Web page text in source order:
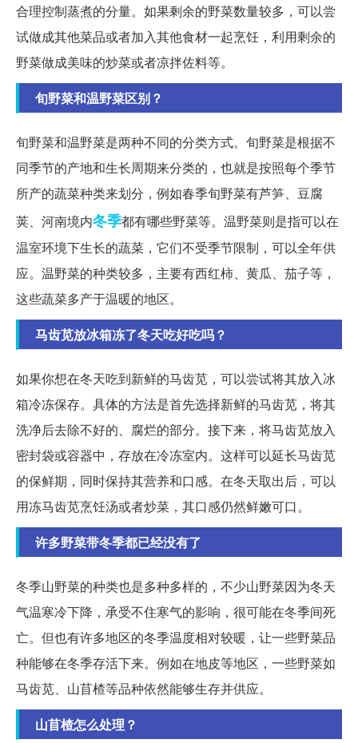
合理控制蒸煮的分量。如果剩余的野菜数量较多，可以尝
试做成其他菜品或者加入其他食材一起烹饪，利用剩余的
野菜做成美味的炒菜或者凉拌佐料等。
旬野菜和温野菜区别？
旬野菜和温野菜是两种不同的分类方式。旬野菜是根据不
同季节的产地和生长周期来分类的，也就是按照每个季节
所产的蔬菜种类来划分，例如春季旬野菜有芦笋、豆腐
荚、河南境内冬季都有哪些野菜等。温野菜则是指可以在
温室环境下生长的蔬菜，它们不受季节限制，可以全年供
应。温野菜的种类较多，主要有西红柿、黄瓜、茄子等，
这些蔬菜多产于温暖的地区。
马齿苋放冰箱冻了冬天吃好吃吗？
如果你想在冬天吃到新鲜的马齿苋，可以尝试将其放入冰
箱冷冻保存。具体的方法是首先选择新鲜的马齿苋，将其
洗净后去除不好的、腐烂的部分。接下来，将马齿苋放入
密封袋或容器中，存放在冷冻室内。这样可以延长马齿苋
的保鲜期，同时保持其营养和口感。在冬天取出后，可以
用冻马齿苋烹饪汤或者炒菜，其口感仍然鲜嫩可口。
许多野菜带冬季都已经没有了
冬季山野菜的种类也是多种多样的，不少山野菜因为冬天
气温寒冷下降，承受不住寒气的影响，很可能在冬季间死
亡。但也有许多地区的冬季温度相对较暖，让一些野菜品
种能够在冬季存活下来。例如在地皮等地区，一些野菜如
马齿苋、山苜楂等品种依然能够生存并供应。
山苜楂怎么处理？